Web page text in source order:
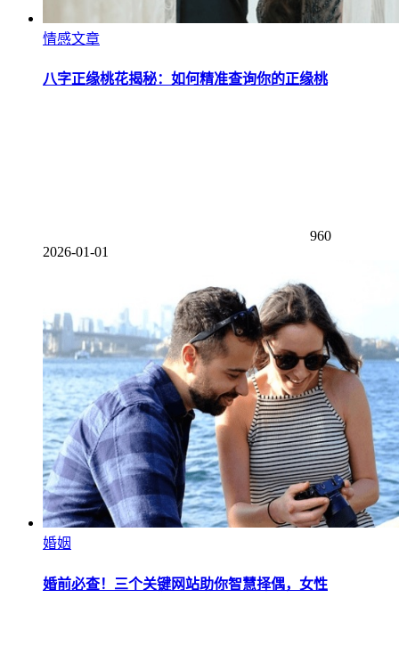
情感文章
八字正缘桃花揭秘：如何精准查询你的正缘桃
960
2026-01-01
婚姻
婚前必查！三个关键网站助你智慧择偶，女性